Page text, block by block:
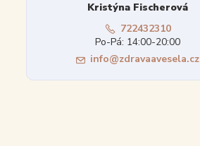
Kristýna Fischerová
722432310
Po-Pá: 14:00-20:00
info@zdravaavesela.cz